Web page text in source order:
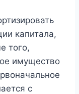
капитала,
того,
имущество
с